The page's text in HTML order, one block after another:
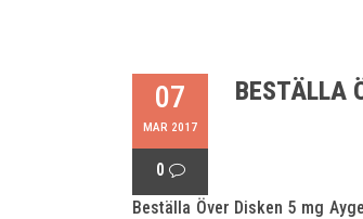
07
MAR 2017
0
BESTÄLLA
Beställa Över Disken 5 mg